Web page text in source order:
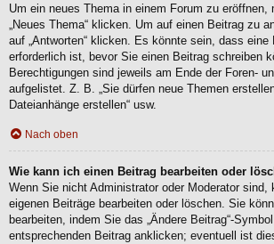
Um ein neues Thema in einem Forum zu eröffnen,
„Neues Thema“ klicken. Um auf einen Beitrag zu
auf „Antworten“ klicken. Es könnte sein, dass eine
erforderlich ist, bevor Sie einen Beitrag schreiben
Berechtigungen sind jeweils am Ende der Foren-
aufgelistet. Z. B. „Sie dürfen neue Themen
Dateianhänge erstellen“ usw.
Nach oben
Wie kann ich einen Beitrag bearbeiten oder
Wenn Sie nicht Administrator oder Moderator sind,
eigenen Beiträge bearbeiten oder löschen. Sie
bearbeiten, indem Sie das „Ändere Beitrag“-
entsprechenden Beitrag anklicken; eventuell ist